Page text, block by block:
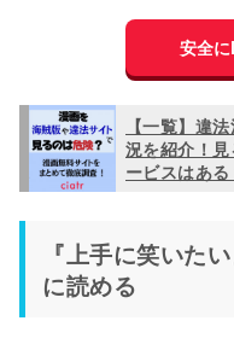
安全
【一覧】違
況を紹介！
ービスはあ
『上手に笑いた
に読める